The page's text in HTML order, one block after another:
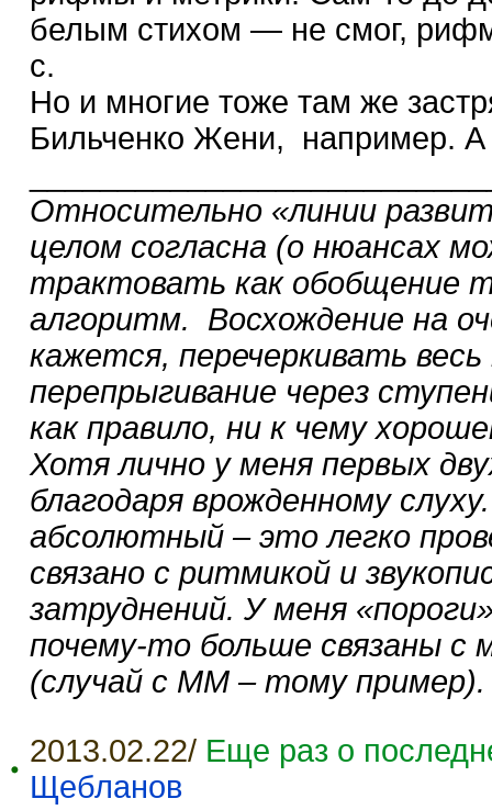
белым стихом — не смог,
с.
Но и многие тоже там же
Бильченко Жени, например.
Относительно «линии
целом согласна (о нюансах
трактовать как обобщение
алгоритм. Восхождение на
кажется, перечеркивать
перепрыгивание через
как правило, ни к чему
Хотя лично у меня первых
благодаря врожденному
абсолютный – это легко
связано с ритмикой и
затруднений. У меня
почему-то больше связаны с
(случай с ММ – тому пример).
2013.02.22/ Еще раз о
Щебланов